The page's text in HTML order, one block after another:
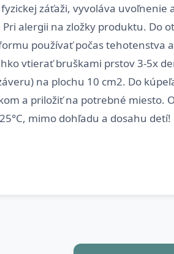
záťaži, vyvoláva uvoľnenie
alergii na zložky produktu. Do
používať počas tehotenstva
vtierať bruškami prstov 3-5x
na plochu 10 cm2. Do
a priložiť na potrebné